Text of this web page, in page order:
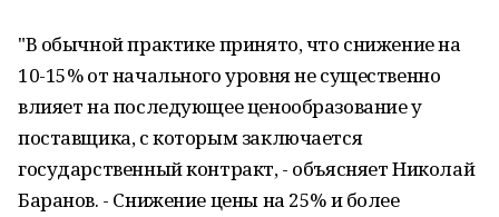
"В обычной практике принято, что снижение на
10-15% от начального уровня не существенно
влияет на последующее ценообразование у
поставщика, с которым заключается
государственный контракт, - объясняет Николай
Баранов. - Снижение цены на 25% и более